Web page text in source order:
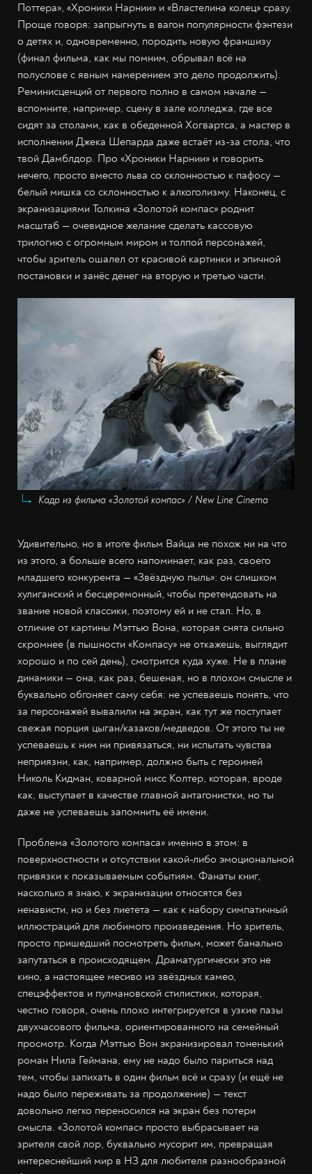
Поттера», «Хроники Нарнии» и «Властелина колец» сразу.
Проще говоря: запрыгнуть в вагон популярности фэнтези
о детях и, одновременно, породить новую франшизу
(финал фильма, как мы помним, обрывал всё на
полуслове с явным намерением это дело продолжить).
Реминисценций от первого полно в самом начале —
вспомните, например, сцену в зале колледжа, где все
сидят за столами, как в обеденной Хогвартса, а мастер в
исполнении Джека Шепарда даже встаёт из-за стола, что
твой Дамблдор. Про «Хроники Нарнии» и говорить
нечего, просто вместо льва со склонностью к пафосу —
белый мишка со склонностью к алкоголизму. Наконец, с
экранизациями Толкина «Золотой компас» роднит
масштаб — очевидное желание сделать кассовую
трилогию с огромным миром и толпой персонажей,
чтобы зритель ошалел от красивой картинки и эпичной
постановки и занёс денег на вторую и третью части.
Кадр из фильма «Золотой компас» / New Line Cinema
Удивительно, но в итоге фильм Вайца не похож ни на что
из этого, а больше всего напоминает, как раз, своего
младшего конкурента — «Звёздную пыль»: он слишком
хулиганский и бесцеремонный, чтобы претендовать на
звание новой классики, поэтому ей и не стал. Но, в
отличие от картины Мэттью Вона, которая снята сильно
скромнее (в пышности «Компасу» не откажешь, выглядит
хорошо и по сей день), смотрится куда хуже. Не в плане
динамики — она, как раз, бешеная, но в плохом смысле и
буквально обгоняет саму себя: не успеваешь понять, что
за персонажей вывалили на экран, как тут же поступает
свежая порция цыган/казаков/медведов. От этого ты не
успеваешь к ним ни привязаться, ни испытать чувства
неприязни, как, например, должно быть с героиней
Николь Кидман, коварной мисс Колтер, которая, вроде
как, выступает в качестве главной антагонистки, но ты
даже не успеваешь запомнить её имени.
Проблема «Золотого компаса» именно в этом: в
поверхностности и отсутствии какой-либо эмоциональной
привязки к показываемым событиям. Фанаты книг,
насколько я знаю, к экранизации относятся без
ненависти, но и без пиетета — как к набору симпатичный
иллюстраций для любимого произведения. Но зритель,
просто пришедший посмотреть фильм, может банально
запутаться в происходящем. Драматургически это не
кино, а настоящее месиво из звёздных камео,
спецэффектов и пулмановской стилистики, которая,
честно говоря, очень плохо интегрируется в узкие пазы
двухчасового фильма, ориентированного на семейный
просмотр. Когда Мэттью Вон экранизировал тоненький
роман Нила Геймана, ему не надо было париться над
тем, чтобы запихать в один фильм всё и сразу (и ещё не
надо было переживать за продолжение) — текст
довольно легко переносился на экран без потери
смысла. «Золотой компас» просто выбрасывает на
зрителя свой лор, буквально мусорит им, превращая
интереснейший мир в НЗ для любителя разнообразной